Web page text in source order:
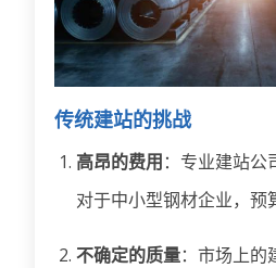
传统建站的挑战
高昂的费用：专业建站公
对于中小型钢材企业，预
不确定的质量：市场上的